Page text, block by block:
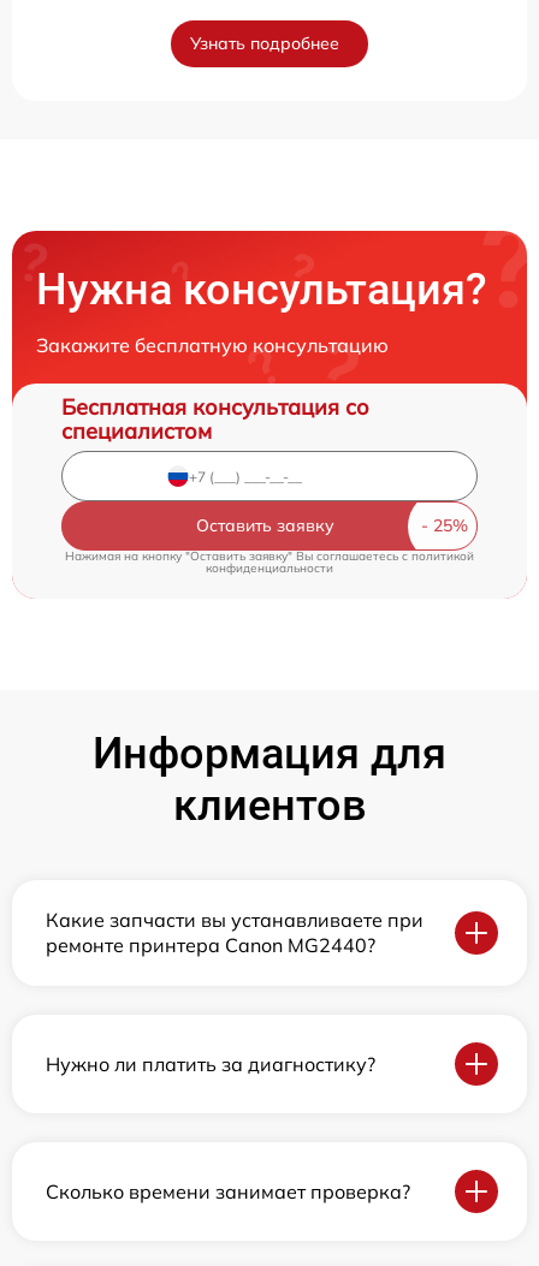
Узнать подробнее
Нужна консультация?
Закажите бесплатную консультацию
Бесплатная консультация со
специалистом
Оставить заявку
Нажимая на кнопку "Оставить заявку" Вы соглашаетесь c политикой
конфиденциальности
Информация для
клиентов
Какие запчасти вы устанавливаете при
ремонте принтера Canon MG2440?
Нужно ли платить за диагностику?
Сколько времени занимает проверка?